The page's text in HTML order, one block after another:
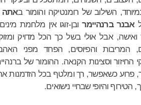
השילוב של רומנטיקה והומור באתה
אבנר ברנהיימר ובן-זוגו אין מלחמת
ואישה, אבל אולי בשל כך הכל מדויק
המריבות והפיוסים, הפחד מפני
וסצינות הקנאה. ההומור של
פרוע כשאפשר, רך ומלטף בכל הזדמנות
הטירוף והיופי שבחיי נישואים.